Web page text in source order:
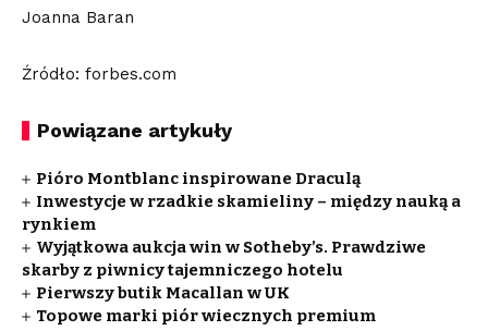
Joanna Baran
Źródło: forbes.com
Powiązane artykuły
Pióro Montblanc inspirowane Draculą
Inwestycje w rzadkie skamieliny – między nauką a
rynkiem
Wyjątkowa aukcja win w Sotheby’s. Prawdziwe
skarby z piwnicy tajemniczego hotelu
Pierwszy butik Macallan w UK
Topowe marki piór wiecznych premium